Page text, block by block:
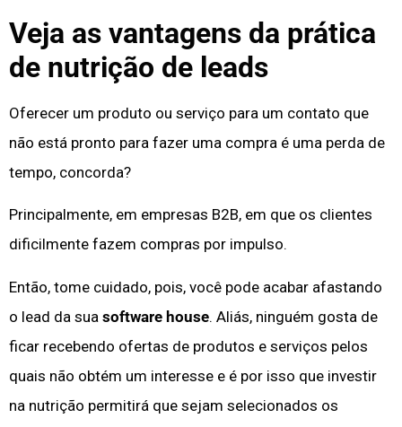
Veja as vantagens da prática
de nutrição de leads
Oferecer um produto ou serviço para um contato que
não está pronto para fazer uma compra é uma perda de
tempo, concorda?
Principalmente, em empresas B2B, em que os clientes
dificilmente fazem compras por impulso.
Então, tome cuidado, pois, você pode acabar afastando
o lead da sua software house. Aliás, ninguém gosta de
ficar recebendo ofertas de produtos e serviços pelos
quais não obtém um interesse e é por isso que investir
na nutrição permitirá que sejam selecionados os